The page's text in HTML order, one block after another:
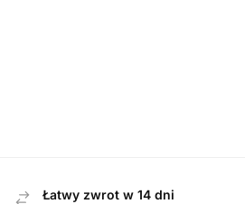
Łatwy zwrot w 14 dni